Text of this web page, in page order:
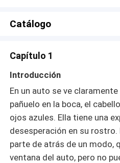
Catálogo
Capítulo 1
Introducción
En un auto se ve
pañuelo en la boca, el
ojos azules. Ella tiene una
desesperación en su
parte de atrás de un modo,
ventana del auto, pero no